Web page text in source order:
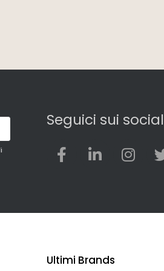
Seguici sui social
Ultimi Brands